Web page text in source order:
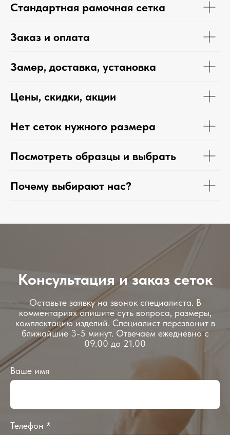
Стандартная рамочная сетка
Заказ и оплата
Замер, доставка, установка
Цены, скидки, акции
Нет сеток нужного размера
Посмотреть образцы и выбрать
Почему выбирают нас?
Консультация и заказ сеток
Оставьте заявку на звонок специалиста. В
комментариях опишите суть вопроса, размеры,
комплектацию изделий. Специалист перезвонит в
ближайшие 3-5 минут. Отвечаем ежедневно с
09.00 до 21.00
Ваше имя
Телефон *